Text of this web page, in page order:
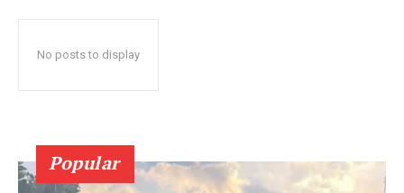
No posts to display
Popular